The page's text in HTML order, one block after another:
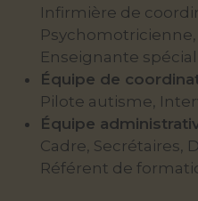
Infirmière de
Enseignante
Équipe de
Pilote autisme,
Équipe
Cadre, Secrétaires,
Référent de